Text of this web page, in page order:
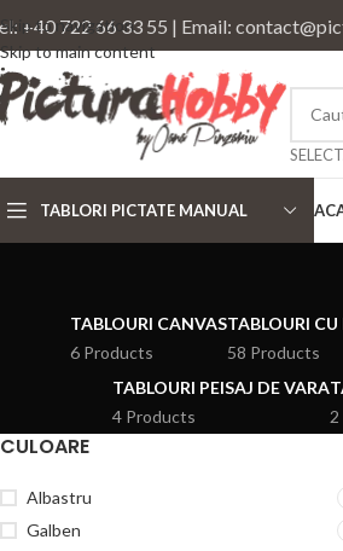
Skip to navigation
Skip to main content
+40 722 66 33 55 | Email:
TABLORI PICTATE MANUAL
TABLOURI CANVAS
6 Products
TABLOURI CU
58 Products
TABLOURI PEISAJ DE VARA
4 Products
CULOARE
Albastru
Galben